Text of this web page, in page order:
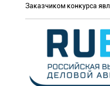
Заказчиком конкурса